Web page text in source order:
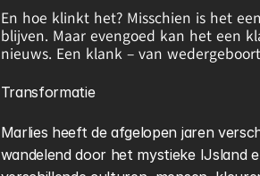
En hoe klinkt het? Misschien is het
blijven. Maar evengoed kan het een
nieuws. Een klank – van
Transformatie
Marlies heeft de afgelopen jaren
wandelend door het mystieke IJsland